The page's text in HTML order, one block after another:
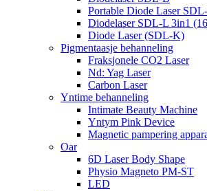
Portable Diode Laser
Diodelaser SDL-L 3in1
Diode Laser (SDL-K)
Pigmentaasje behanneling
Fraksjonele CO2 Laser
Nd: Yag Laser
Carbon Laser
Yntime behanneling
Intimate Beauty Machine
Yntym Pink Device
Magnetic pampering
Oar
6D Laser Body Shape
Physio Magneto PM-ST
LED